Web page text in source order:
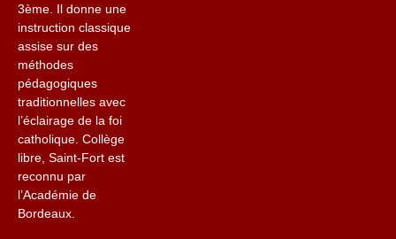
3ème. Il donne une
instruction classique
assise sur des
méthodes
pédagogiques
traditionnelles avec
l’éclairage de la foi
catholique. Collège
libre, Saint-Fort est
reconnu par
l’Académie de
Bordeaux.